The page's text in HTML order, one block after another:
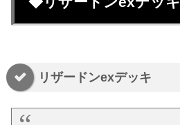
リザードンexデッキ